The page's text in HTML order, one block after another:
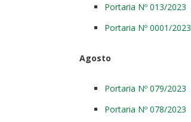
Portaria Nº 013/2023
Portaria Nº 0001/2023
Agosto
Portaria Nº 079/2023
Portaria Nº 078/2023